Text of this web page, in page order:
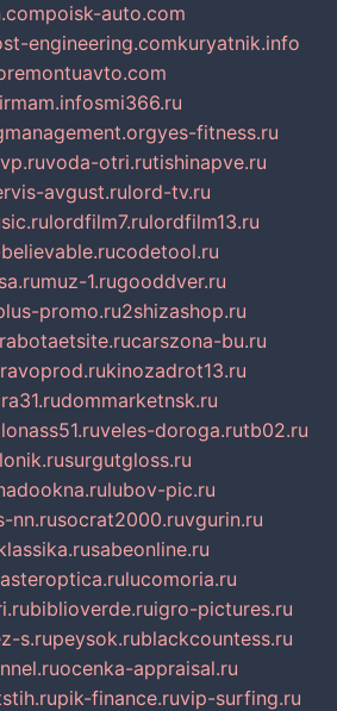
poisk-auto.com
engineering.comkuryatnik.info
smi366.ru
yes-fitness.ru
voda-otri.rutishinapve.ru
avgust.rulord-tv.ru
lordfilm7.rulordfilm13.ru
codetool.ru
muz-1.rugooddver.ru
promo.ru2shizashop.ru
carszona-bu.ru
kinozadrot13.ru
dommarketnsk.ru
veles-doroga.rutb02.ru
surgutgloss.ru
lubov-pic.ru
nn.rusocrat2000.ruvgurin.ru
sabeonline.ru
lucomoria.ru
biblioverde.ruigro-pictures.ru
s.rupeysok.rublackcountess.ru
ocenka-appraisal.ru
pik-finance.ruvip-surfing.ru